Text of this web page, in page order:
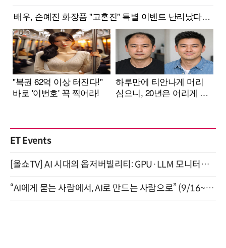
ET Events
[올쇼TV] AI 시대의 옵저버빌리티: GPU·LLM 모니터링부터 AI 기반 장애 대응까지 (8/11 생방송)
“AI에게 묻는 사람에서, AI로 만드는 사람으로” (9/16~17)